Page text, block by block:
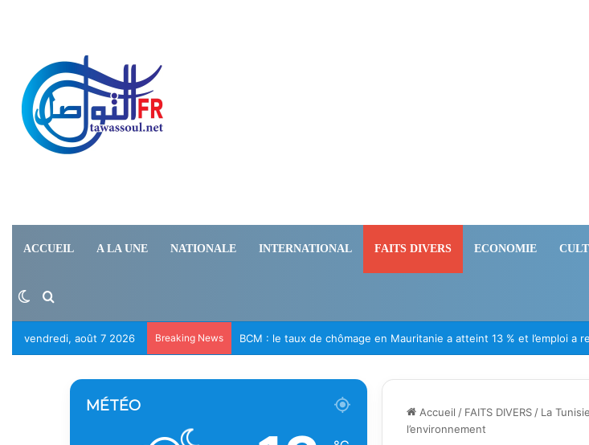
ACCUEIL A LA UNE NATIONALE INTERNATIONAL FAITS DIVERS ECONOMIE
Switch skin
Rechercher
vendredi, août 7 2026 Breaking News Le RFD appelle à la libération des Mauritaniens détenus au Mali
Accueil / FAITS DIVERS / La
l’environnement
MÉTÉO